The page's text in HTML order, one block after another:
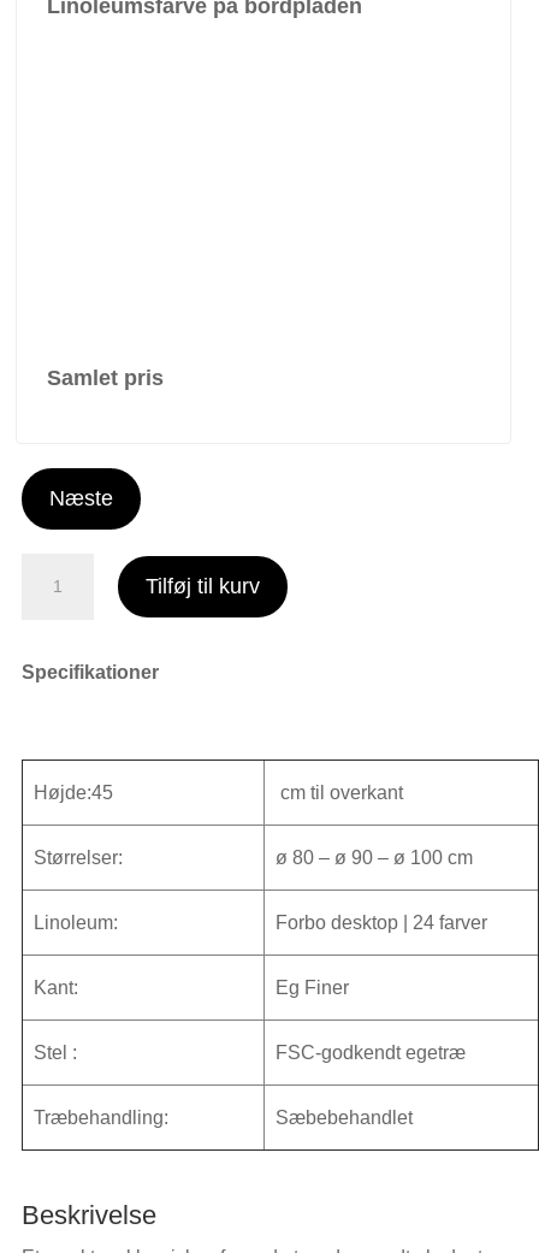
Linoleumsfarve på bordpladen
Samlet pris
Næste
Eg
sofabord
antal
Tilføj til kurv
Specifikationer
Højde:45 cm til overkant
Størrelser: ø 80 – ø 90 – ø 100 cm
Linoleum: Forbo desktop | 24 farver
Kant: Eg Finer
Stel : FSC-godkendt egetræ
Træbehandling: Sæbebehandlet
Beskrivelse